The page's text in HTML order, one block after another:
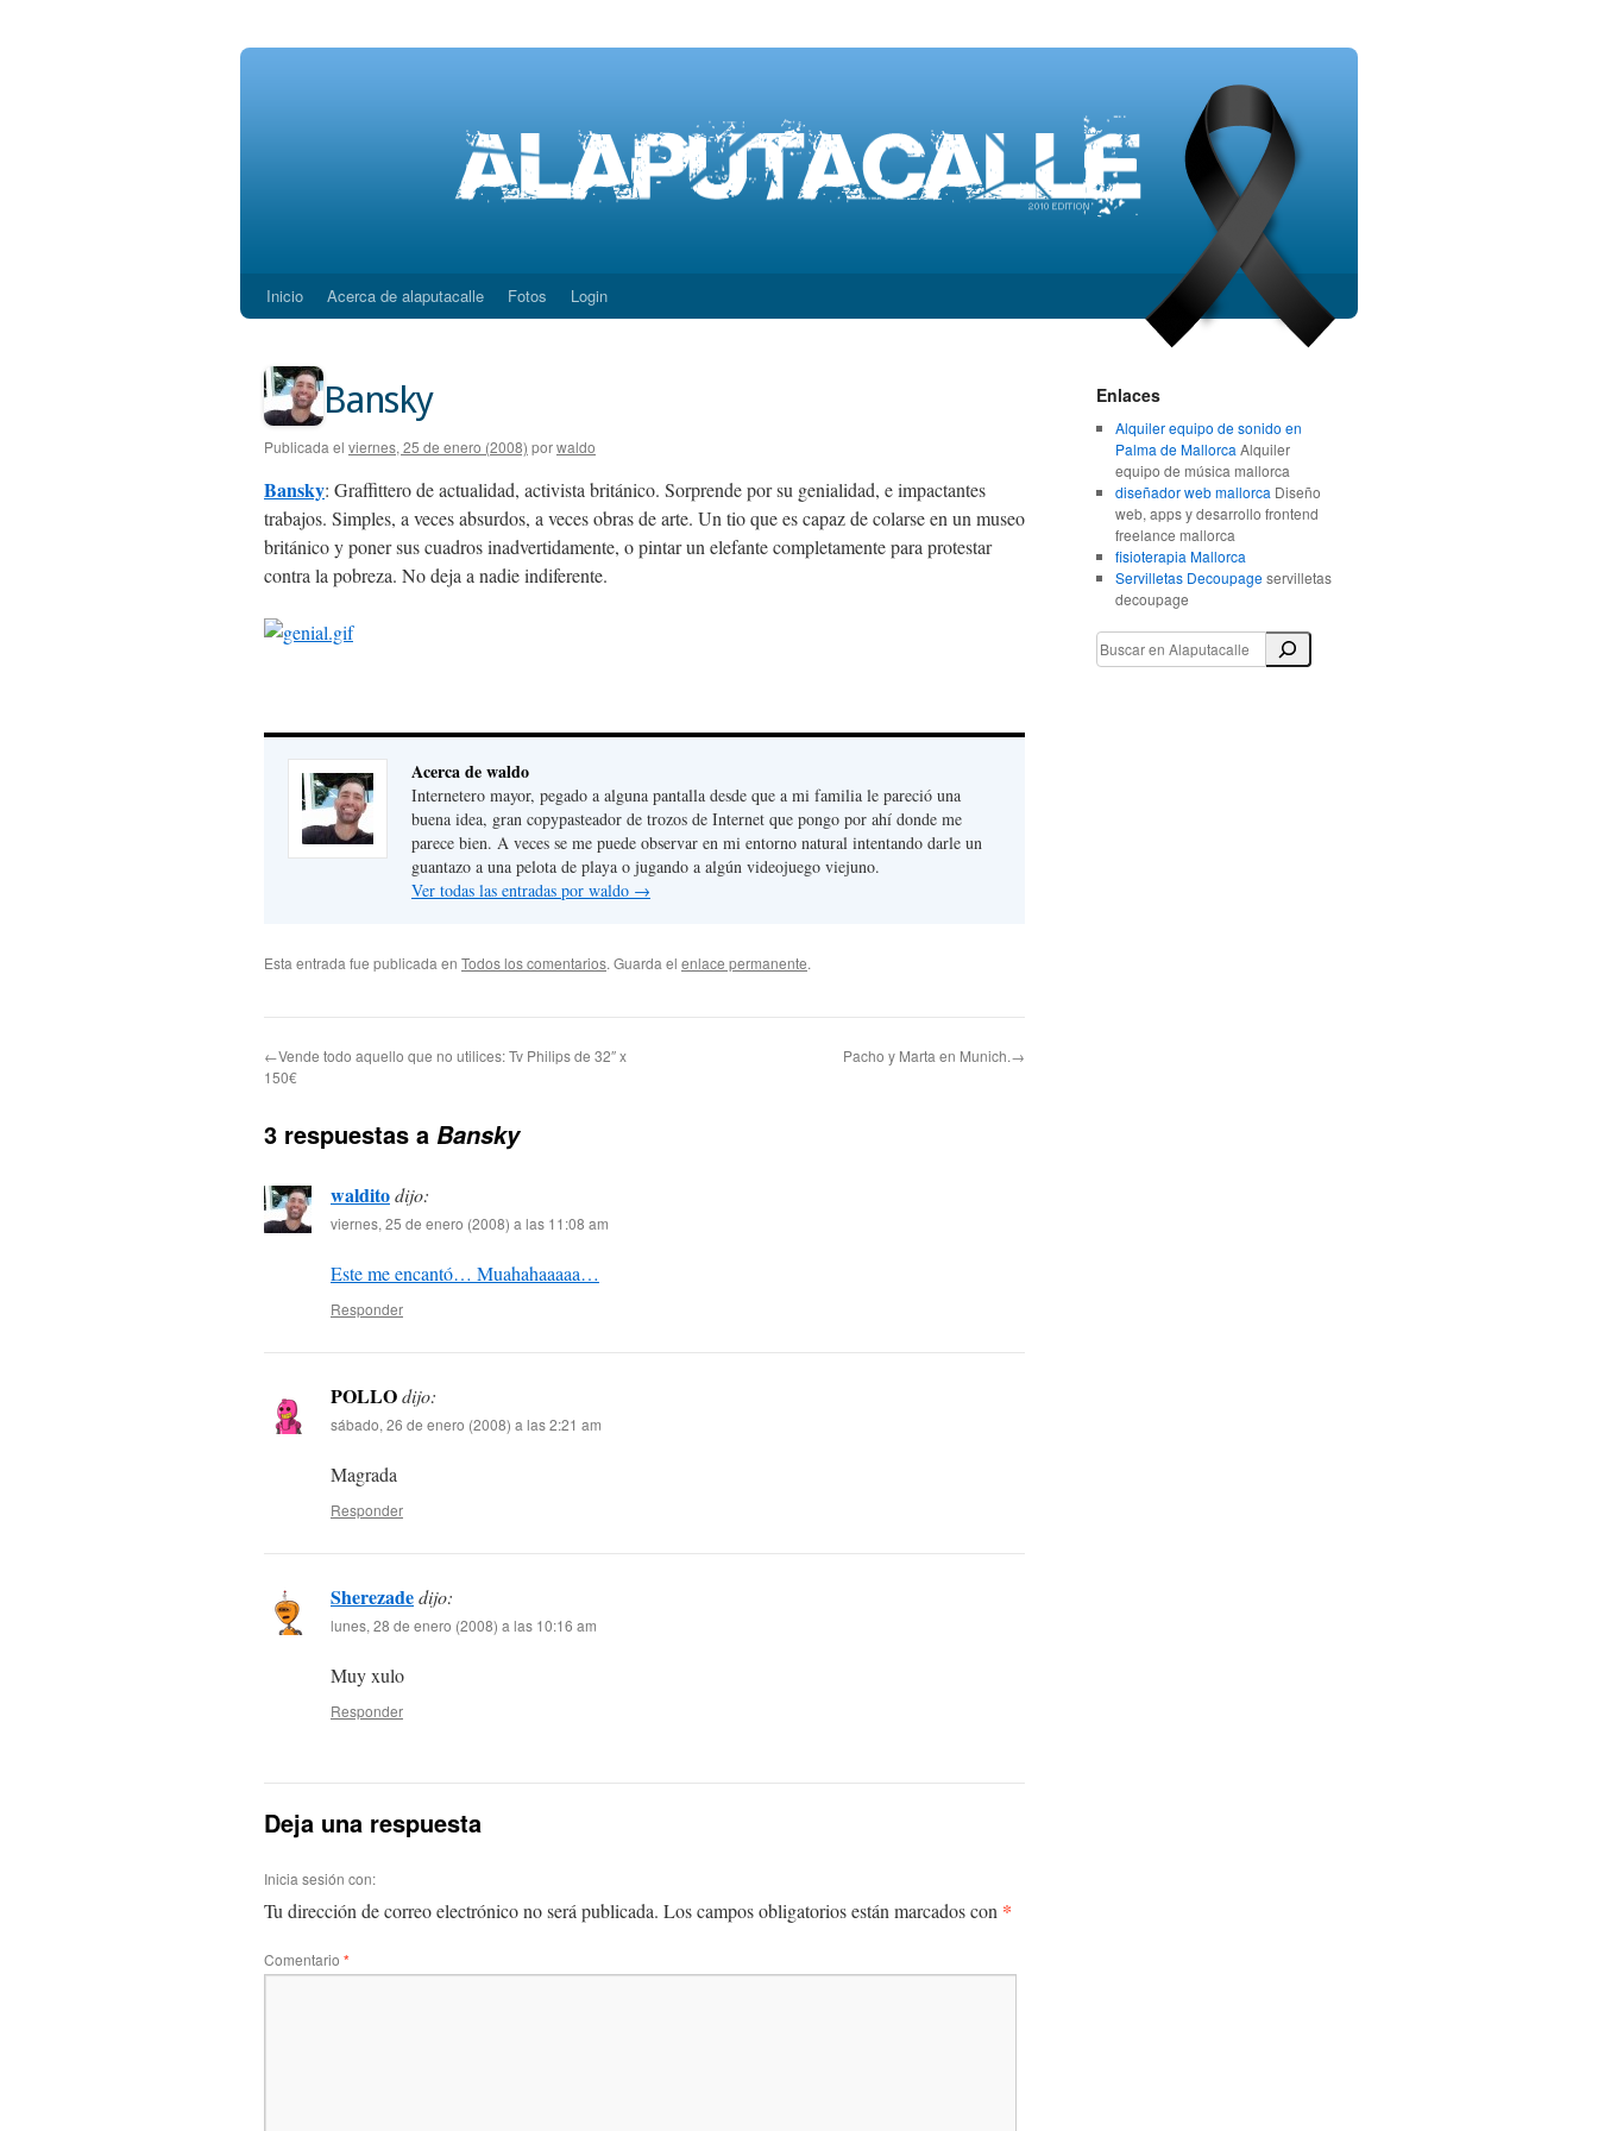
Saltar
contenido
Inicio Acerca de alaputacalle Fotos Login
Bansky
Publicada el viernes, 25 de enero (2008) porwaldo
Bansky: Graffittero de actualidad, activista británico. Sorprende por su genialidad, e impactantes
trabajos. Simples, a veces absurdos, a veces obras de arte. Un tio que es capaz de colarse en un museo
británico y poner sus cuadros inadvertidamente, o pintar un elefante completamente para protestar
contra la pobreza. No deja a nadie indiferente.
Acerca de waldo
Internetero mayor, pegado a alguna pantalla desde que a mi familia le pareció una
buena idea, gran copypasteador de trozos de Internet que pongo por ahí donde me
parece bien. A veces se me puede observar en mi entorno natural intentando darle un
guantazo a una pelota de playa o jugando a algún videojuego viejuno.
Ver todas las entradas por waldo →
Esta entrada fue publicada en Todos los comentarios. Guarda el enlace permanente.
←Vende todo aquello que no utilices: Tv Philips de 32″ x
150€
Pacho y Marta en Munich.→
3 respuestas a Bansky
walditodijo:
viernes, 25 de enero (2008) a las 11:08 am
Este me encantó… Muahahaaaaa…
Responder
POLLOdijo:
sábado, 26 de enero (2008) a las 2:21 am
Magrada
Responder
Sherezadedijo:
lunes, 28 de enero (2008) a las 10:16 am
Muy xulo
Responder
Deja una respuesta
Inicia sesión con:
Tu dirección de correo electrónico no será publicada. Los campos obligatorios están marcados con *
Comentario *
Enlaces
Alquiler equipo de sonido en
Palma de Mallorca Alquiler
equipo de música mallorca
diseñador web mallorca Diseño
web, apps y desarrollo frontend
freelance mallorca
fisioterapia Mallorca
Servilletas Decoupageservilletas
decoupage